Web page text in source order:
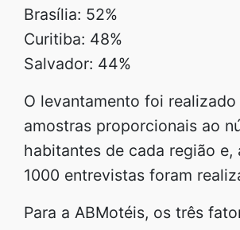
Brasília: 52%
Curitiba: 48%
Salvador: 44%
O levantamento foi realizado
amostras proporcionais ao
habitantes de cada região e,
1000 entrevistas foram
Para a ABMotéis, os três